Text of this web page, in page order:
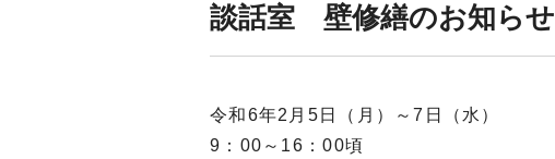
談話室 壁修繕のお知らせ
令和6年2月5日（月）～7日（水）
9：00～16：00頃